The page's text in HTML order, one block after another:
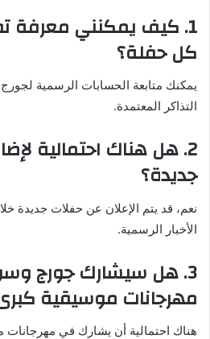
1. كيف يمكنني معرفة
كل حفلة؟
يمكنك متابعة الحسابات الرسمية
التذاكر المعتمدة.
2. هل هناك احتمالية
جديدة؟
نعم، قد يتم الإعلان عن حفلات جديدة
الأخبار الرسمية.
3. هل سيشارك جورج
مهرجانات موسيقية
هناك احتمالية أن يشارك في